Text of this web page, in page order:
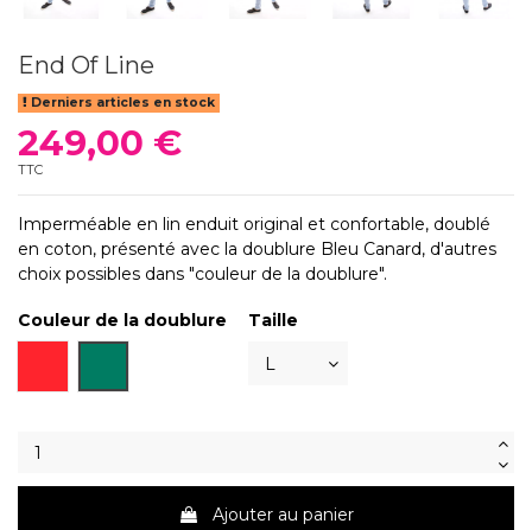
End Of Line
Derniers articles en stock
249,00 €
TTC
Imperméable en lin enduit original et confortable, doublé
en coton, présenté avec la doublure Bleu Canard, d'autres
choix possibles dans "couleur de la doublure".
Couleur de la doublure Taille
Ajouter au panier